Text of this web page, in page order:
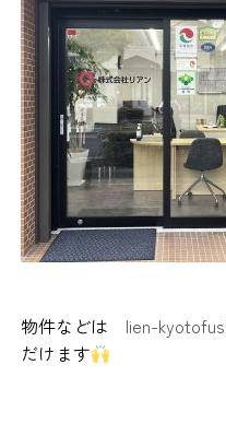
物件などは lien-
だけます